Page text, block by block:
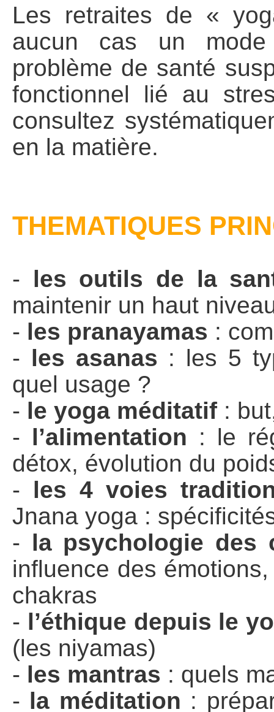
Les retraites de «
aucun cas un mode
problème de santé
fonctionnel lié au
consultez
en la matière.
THEMATIQUES
- les outils de la
maintenir un haut
- les pranayamas :
- les asanas : les 5
quel usage ?
- le yoga méditatif :
- l’alimentation : le
détox, évolution du
- les 4 voies
Jnana yoga :
- la psychologie des
influence des
chakras
- l’éthique depuis le
(les niyamas)
- les mantras : quels
- la méditation :